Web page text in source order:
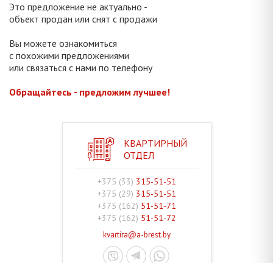
Это предложение не актуально -
объект продан или снят с продажи
Вы можете ознакомиться
с похожими предложениями
или связаться с нами по телефону
Обращайтесь - предложим лучшее!
КВАРТИРНЫЙ
ОТДЕЛ
+375 (33) 315-51-51
+375 (29) 315-51-51
+375 (162) 51-51-71
+375 (162) 51-51-72
kvartira@a-brest.by